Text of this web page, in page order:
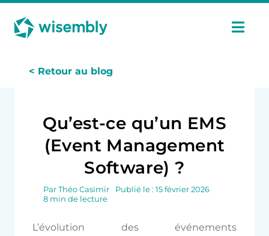
Passer
contenu
Fonctionnalités
Cas Clients
Ressources
< Retour au blog
Qu’est-ce qu’un EMS
(Event Management
Software) ?
ParThéo Casimir
Publié le : 15 février 2026
8 min de lecture
L’évolution des événements
Panneau de gestion des cookies